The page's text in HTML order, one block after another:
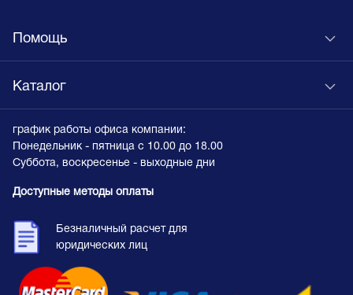
Помощь
Каталог
график работы офиса компании:
Понедельник - пятница с 10.00 до 18.00
Суббота, воскресенье - выходные дни
Доступные методы оплаты
Безналичный расчет для
юридических лиц